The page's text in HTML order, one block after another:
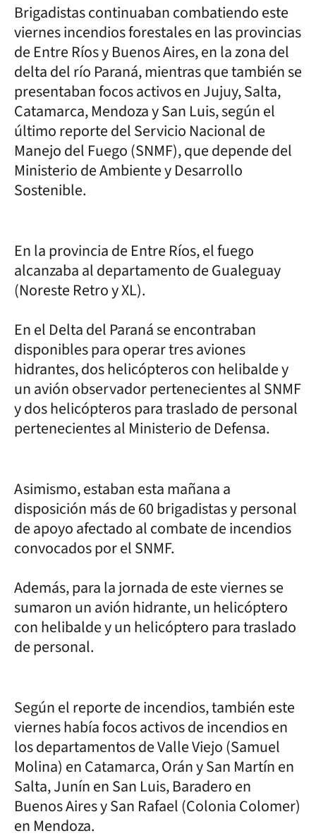
Brigadistas continuaban combatiendo este
viernes incendios forestales en las provincias
de Entre Ríos y Buenos Aires, en la zona del
delta del río Paraná, mientras que también se
presentaban focos activos en Jujuy, Salta,
Catamarca, Mendoza y San Luis, según el
último reporte del Servicio Nacional de
Manejo del Fuego (SNMF), que depende del
Ministerio de Ambiente y Desarrollo
Sostenible.
En la provincia de Entre Ríos, el fuego
alcanzaba al departamento de Gualeguay
(Noreste Retro y XL).
En el Delta del Paraná se encontraban
disponibles para operar tres aviones
hidrantes, dos helicópteros con helibalde y
un avión observador pertenecientes al SNMF
y dos helicópteros para traslado de personal
pertenecientes al Ministerio de Defensa.
Asimismo, estaban esta mañana a
disposición más de 60 brigadistas y personal
de apoyo afectado al combate de incendios
convocados por el SNMF.
Además, para la jornada de este viernes se
sumaron un avión hidrante, un helicóptero
con helibalde y un helicóptero para traslado
de personal.
Según el reporte de incendios, también este
viernes había focos activos de incendios en
los departamentos de Valle Viejo (Samuel
Molina) en Catamarca, Orán y San Martín en
Salta, Junín en San Luis, Baradero en
Buenos Aires y San Rafael (Colonia Colomer)
en Mendoza.